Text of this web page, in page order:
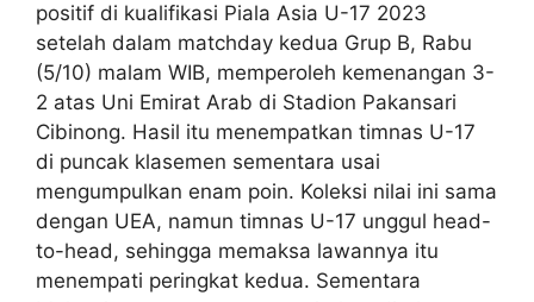
positif di kualifikasi Piala Asia U-17 2023
setelah dalam matchday kedua Grup B, Rabu
(5/10) malam WIB, memperoleh kemenangan 3-
2 atas Uni Emirat Arab di Stadion Pakansari
Cibinong. Hasil itu menempatkan timnas U-17
di puncak klasemen sementara usai
mengumpulkan enam poin. Koleksi nilai ini sama
dengan UEA, namun timnas U-17 unggul head-
to-head, sehingga memaksa lawannya itu
menempati peringkat kedua. Sementara